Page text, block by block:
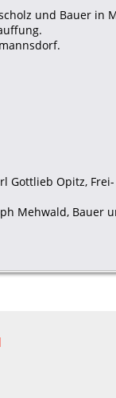
und Bauer in
Gottlieb Opitz,
Mehwald,